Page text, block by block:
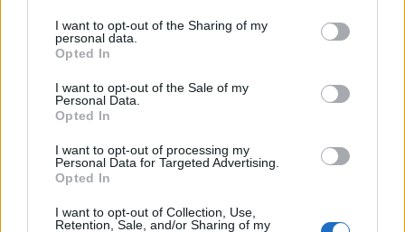
not limited to your visit or usage behaviour. You may click to
grant or deny consent to Google and its third-party tags to
use your data for below specified purposes in below Google
consent section.
I want to opt-out of the Sharing of my
personal data.
Opted In
I want to opt-out of the Sale of my
Personal Data.
Opted In
I want to opt-out of processing my
Personal Data for Targeted Advertising.
Opted In
I want to opt-out of Collection, Use,
Retention, Sale, and/or Sharing of my
Oprah magazine
O